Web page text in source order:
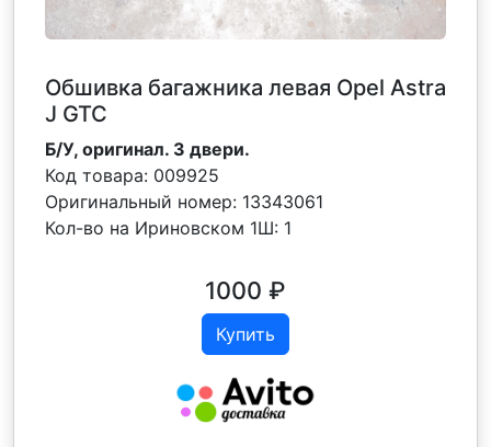
Обшивка багажника левая Opel Astra
J GTC
Б/У, оригинал. 3 двери.
Код товара: 009925
Оригинальный номер: 13343061
Кол-во на Ириновском 1Ш: 1
1000 ₽
Купить